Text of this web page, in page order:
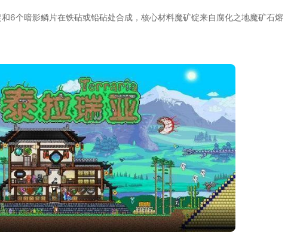
6个暗影鳞片在铁砧或铅砧处合成，核心材料魔矿锭来自腐化之地魔矿石熔